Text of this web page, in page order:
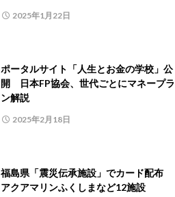
2025年1月22日
ポータルサイト「人生とお金の学校」公
開 日本FP協会、世代ごとにマネープラ
ン解説
2025年2月18日
福島県「震災伝承施設」でカード配布
アクアマリンふくしまなど12施設